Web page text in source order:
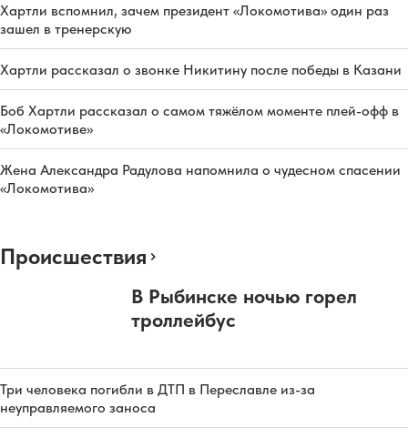
Хартли вспомнил, зачем президент «Локомотива» один раз
зашел в тренерскую
Хартли рассказал о звонке Никитину после победы в Казани
Боб Хартли рассказал о самом тяжёлом моменте плей-офф в
«Локомотиве»
Жена Александра Радулова напомнила о чудесном спасении
«Локомотива»
Происшествия
В Рыбинске ночью горел
троллейбус
Три человека погибли в ДТП в Переславле из-за
неуправляемого заноса